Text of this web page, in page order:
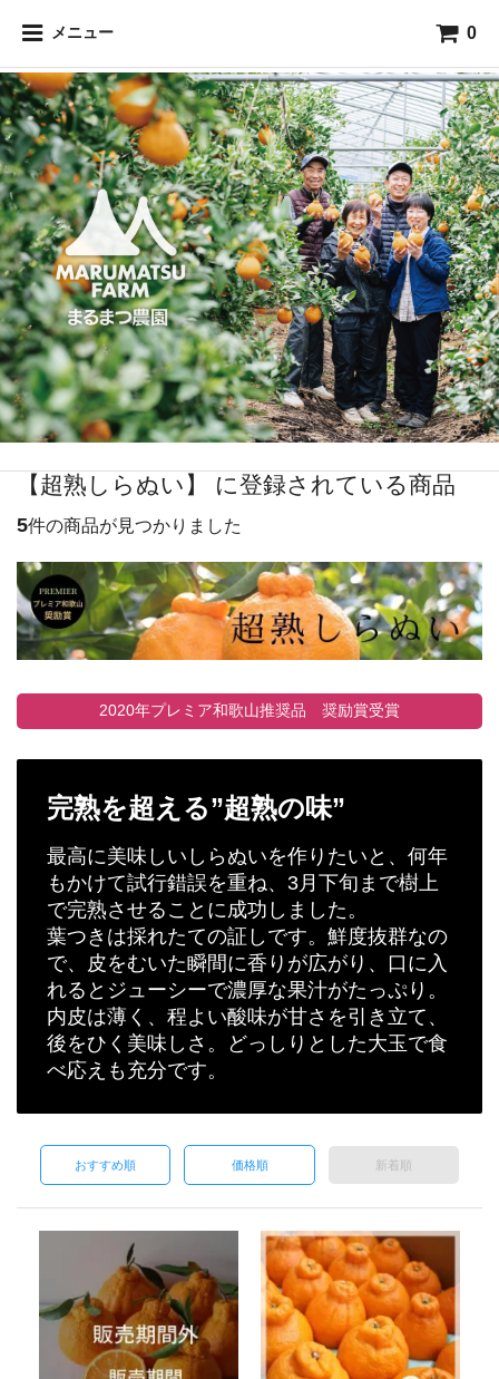
メニュー 0
【超熟しらぬい】 に登録されている商品
5件の商品が見つかりました
2020年プレミア和歌山推奨品 奨励賞受賞
完熟を超える”超熟の味”
最高に美味しいしらぬいを作りたいと、何年
もかけて試行錯誤を重ね、3月下旬まで樹上
で完熟させることに成功しました。
葉つきは採れたての証しです。鮮度抜群なの
で、皮をむいた瞬間に香りが広がり、口に入
れるとジューシーで濃厚な果汁がたっぷり。
内皮は薄く、程よい酸味が甘さを引き立て、
後をひく美味しさ。どっしりとした大玉で食
べ応えも充分です。
おすすめ順 価格順 新着順